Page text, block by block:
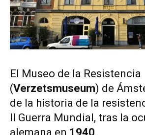
El Museo de la Resistencia
(Verzetsmuseum) de
de la historia de la
II Guerra Mundial, tras la
alemana en 1940.